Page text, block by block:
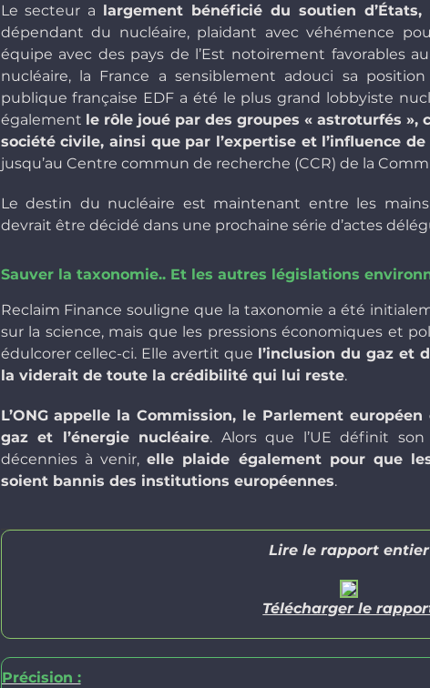
Le secteur a largement bénéficié du soutien
dépendant du nucléaire, plaidant avec véhémence
équipe avec des pays de l’Est notoirement favorables
nucléaire, la France a sensiblement adouci sa position
publique française EDF a été le plus grand lobbyiste
également le rôle joué par des groupes « astroturfés
société civile, ainsi que par l’expertise et l’influence
jusqu’au Centre commun de recherche (CCR) de la
Le destin du nucléaire est maintenant entre les
devrait être décidé dans une prochaine série d’actes
Sauver la taxonomie.. Et les autres législations
Reclaim Finance souligne que la taxonomie a été
sur la science, mais que les pressions économiques et
édulcorer cellec-ci. Elle avertit que l’inclusion du gaz et
la viderait de toute la crédibilité qui lui reste.
L’ONG appelle la Commission, le Parlement
gaz et l’énergie nucléaire. Alors que l’UE définit
décennies à venir,elle plaide également pour que
soient bannis des institutions européennes.
Lire le rapport entier
Télécharger le
Précision :